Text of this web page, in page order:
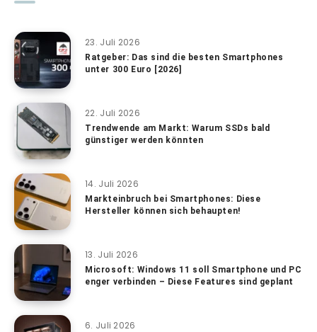
23. Juli 2026
Ratgeber: Das sind die besten Smartphones
unter 300 Euro [2026]
22. Juli 2026
Trendwende am Markt: Warum SSDs bald
günstiger werden könnten
14. Juli 2026
Markteinbruch bei Smartphones: Diese
Hersteller können sich behaupten!
13. Juli 2026
Microsoft: Windows 11 soll Smartphone und PC
enger verbinden – Diese Features sind geplant
6. Juli 2026